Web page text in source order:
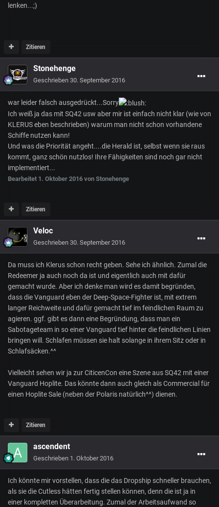
lenken...;)
Zitieren
Stonehenge
Geschrieben 30. September 2016
war leider falsch ausgedrückt...Sorry
Ich weiß ja das mit SQ42 usw aber mir ist einfach nicht klar (wie von
KLERUS eben beschrieben) warum man nicht schon vorhandene
Schiffe nutzen kann!
Und was die Priorität angeht....die Herald ist, selbst wenn sie raus
kommt, ganz schön nutzlos! Ihre Fähigkeiten sind noch gar nicht
implementiert...
Bearbeitet 1. Oktober 2016 von Stonehenge
Zitieren
Veloc
Geschrieben 30. September 2016
Da muss ich Klerus schon recht geben. Sehe ich ähnlich. Zumal die
Redeemer ja auch noch da ist und eigentlich auch mit dafür
gemacht wurde. Aber ich denke man wird es damit begründen,
dass die Vanguard eben der Deep-Space-Fighter ist, mit extrem
langer Reichweite und dafür gemacht tief im feindlichen Raum zu
agieren. ggf. gibt es dann eine Begründung, dass man ein
Sabotageteam in so einer Vanguard tief hinter die feindlichen Linien
bringen will. Schlafen müssen sie halt solange in ihrem Sitz oder in
Schlafsäcken.^^
Vielleicht sehen wir ja zur CiticenCon eine Szene aus SQ42 mit einer
Vanguard Hoplite. Das könnte dann auch gleich als Commercial für
einen Hoplite Sale (neben der Polaris natürlich^^) dienen.
Zitieren
ascendent
Geschrieben 1. Oktober 2016
Ich könnte mir vorstellen, dass die das Dropship schneller brauchen,
als sie die Cutless hätten fertig stellen können, denn die ist ja in
einer kompletten Überarbeitung. Zumal der Arbeitsaufwand so